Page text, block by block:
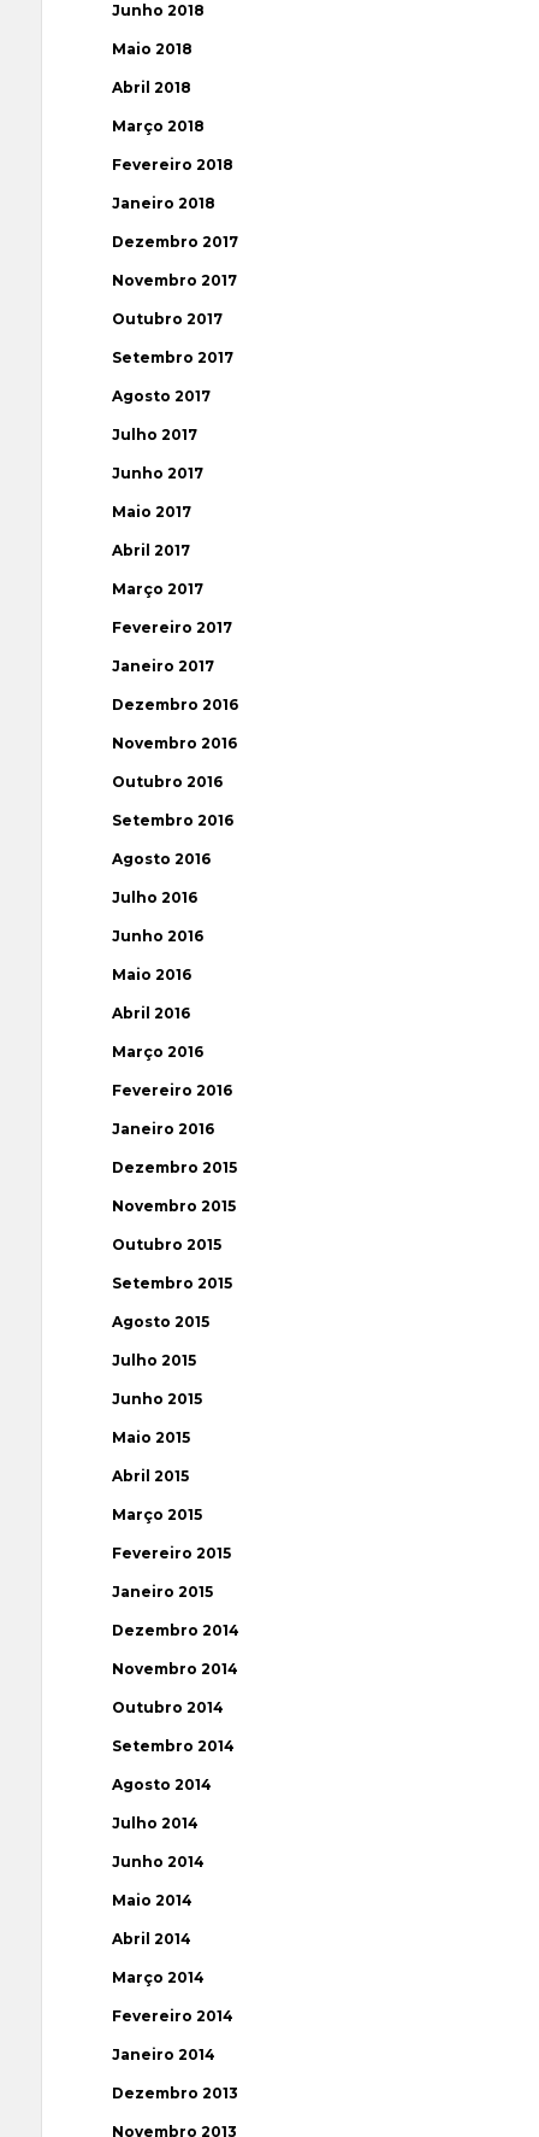
Junho 2018
Maio 2018
Abril 2018
Março 2018
Fevereiro 2018
Janeiro 2018
Dezembro 2017
Novembro 2017
Outubro 2017
Setembro 2017
Agosto 2017
Julho 2017
Junho 2017
Maio 2017
Abril 2017
Março 2017
Fevereiro 2017
Janeiro 2017
Dezembro 2016
Novembro 2016
Outubro 2016
Setembro 2016
Agosto 2016
Julho 2016
Junho 2016
Maio 2016
Abril 2016
Março 2016
Fevereiro 2016
Janeiro 2016
Dezembro 2015
Novembro 2015
Outubro 2015
Setembro 2015
Agosto 2015
Julho 2015
Junho 2015
Maio 2015
Abril 2015
Março 2015
Fevereiro 2015
Janeiro 2015
Dezembro 2014
Novembro 2014
Outubro 2014
Setembro 2014
Agosto 2014
Julho 2014
Junho 2014
Maio 2014
Abril 2014
Março 2014
Fevereiro 2014
Janeiro 2014
Dezembro 2013
Novembro 2013